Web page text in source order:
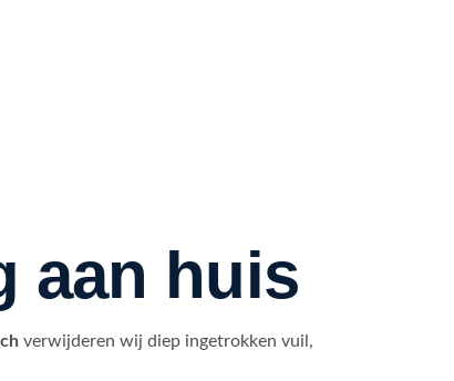
aan huis
verwijderen wij diep ingetrokken vuil,